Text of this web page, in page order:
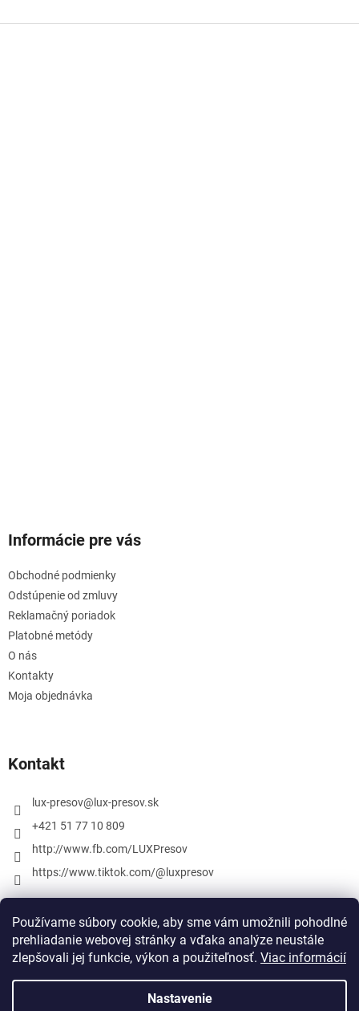
Používame súbory cookie, aby sme vám umožnili pohodlné
prehliadanie webovej stránky a vďaka analýze neustále
zlepšovali jej funkcie, výkon a použiteľnosť. Viac informácií
Nastavenie
Informácie pre vás
Obchodné podmienky
Odstúpenie od zmluvy
Reklamačný poriadok
Platobné metódy
O nás
Kontakty
Moja objednávka
Kontakt
lux-presov@ lux-presov.sk
+421 51 77 10 809
http://www.fb.com/LUXPresov
https://www.tiktok.com/@luxpresov
Vytvoril Shoptet